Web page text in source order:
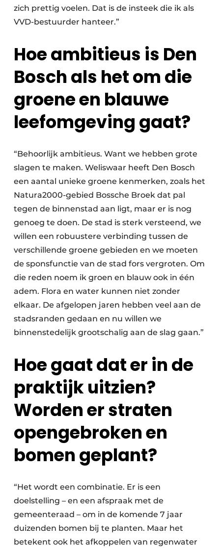
zich prettig voelen. Dat is de insteek die ik als
VVD-bestuurder hanteer.”
Hoe ambitieus is Den
Bosch als het om die
groene en blauwe
leefomgeving gaat?
“Behoorlijk ambitieus. Want we hebben grote
slagen te maken. Weliswaar heeft Den Bosch
een aantal unieke groene kenmerken, zoals het
Natura2000-gebied Bossche Broek dat pal
tegen de binnenstad aan ligt, maar er is nog
genoeg te doen. De stad is sterk versteend, we
willen een robuustere verbinding tussen de
verschillende groene gebieden en we moeten
de sponsfunctie van de stad fors vergroten. Om
die reden noem ik groen en blauw ook in één
adem. Flora en water kunnen niet zonder
elkaar. De afgelopen jaren hebben veel aan de
stadsranden gedaan en nu willen we
binnenstedelijk grootschalig aan de slag gaan.”
Hoe gaat dat er in de
praktijk uitzien?
Worden er straten
opengebroken en
bomen geplant?
“Het wordt een combinatie. Er is een
doelstelling – en een afspraak met de
gemeenteraad – om in de komende 7 jaar
duizenden bomen bij te planten. Maar het
betekent ook het afkoppelen van regenwater